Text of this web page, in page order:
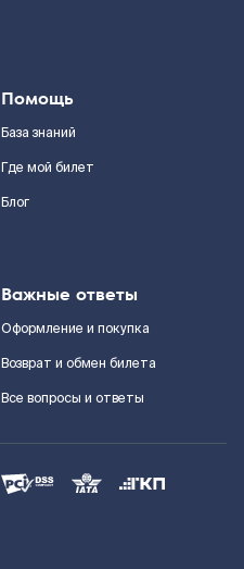
Помощь
База знаний
Где мой билет
Блог
Важные ответы
Оформление и покупка
Возврат и обмен билета
Все вопросы и ответы